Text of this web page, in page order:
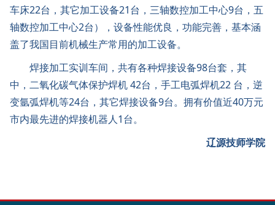
车床22台，其它加工设备21台，三轴数控加工中心9台，五
轴数控加工中心2台），设备性能优良，功能完善，基本涵
盖了我国目前机械生产常用的加工设备。
焊接加工实训车间，共有各种焊接设备98台套，其
中，二氧化碳气体保护焊机 42台，手工电弧焊机22 台，逆
变氩弧焊机等24台，其它焊接设备9台。拥有价值近40万元
市内最先进的焊接机器人1台。
辽源技师学院